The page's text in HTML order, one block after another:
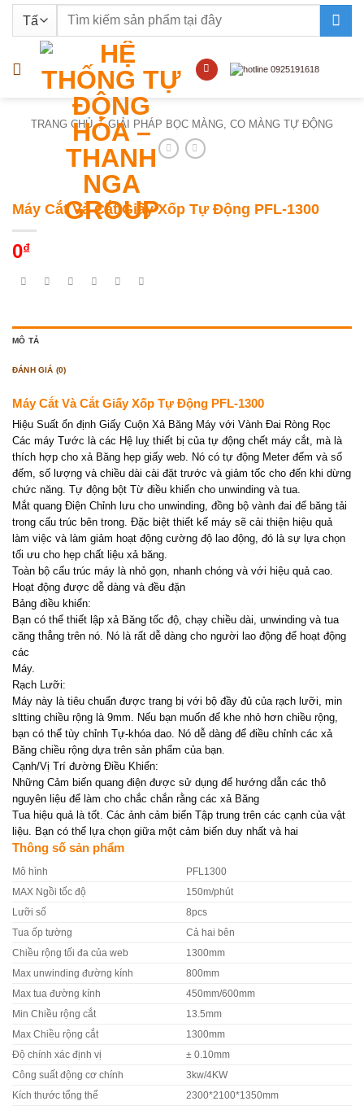
nội
Tìm
TRANG CHỦ / GIẢI PHÁP BỌC MÀNG, CO MÀNG TỰ ĐỘNG
Máy Cắt Và Cắt Giấy Xốp Tự Động PFL-1300
0₫
MÔ TẢ
ĐÁNH GIÁ (0)
Máy Cắt Và Cắt Giấy Xốp Tự Động PFL-1300
Hiệu Suất ổn định Giấy Cuộn Xả Băng Máy với Vành Đai Ròng Rọc
Các máy Tước là các Hệ luỵ thiết bị của tự động chết máy cắt, mà là
thích hợp cho xả Băng hẹp giấy web. Nó có tự động Meter đếm và số
đếm, số lượng và chiều dài cài đặt trước và giảm tốc cho đến khi dừng
chức năng. Tự động bột Từ điều khiển cho unwinding và tua.
Mắt quang Điện Chỉnh lưu cho unwinding, đồng bộ vành đai để băng tải
trong cấu trúc bên trong. Đặc biệt thiết kế máy sẽ cải thiện hiệu quả
làm việc và làm giảm hoạt động cường độ lao động, đó là sự lựa chọn
tối ưu cho hẹp chất liệu xả băng.
Toàn bộ cấu trúc máy là nhỏ gọn, nhanh chóng và với hiệu quả cao.
Hoạt động được dễ dàng và đều đặn
Bảng điều khiển:
Bạn có thể thiết lập xả Băng tốc độ, chạy chiều dài, unwinding và tua
căng thẳng trên nó. Nó là rất dễ dàng cho người lao động để hoạt động
các
Máy.
Rạch Lưỡi:
Máy này là tiêu chuẩn được trang bị với bộ đầy đủ của rạch lưỡi, min
sltting chiều rộng là 9mm. Nếu bạn muốn để khe nhỏ hơn chiều rộng,
bạn có thể tùy chỉnh Tự-khóa dao. Nó dễ dàng để điều chỉnh các xả
Băng chiều rộng dựa trên sản phẩm của bạn.
Cạnh/Vị Trí đường Điều Khiển:
Những Cảm biến quang điện được sử dụng để hướng dẫn các thô
nguyên liệu để làm cho chắc chắn rằng các xả Băng
Tua hiệu quả là tốt. Các ảnh cảm biến Tập trung trên các cạnh của vật
liệu. Bạn có thể lựa chọn giữa một cảm biến duy nhất và hai
Thông số sản phẩm
Mô hình PFL1300
MAX Ngồi tốc độ 150m/phút
Lưỡi số 8pcs
Tua ốp tường Cả hai bên
Chiều rộng tối đa của web 1300mm
Max unwinding đường kính 800mm
Max tua đường kính 450mm/600mm
Min Chiều rộng cắt 13.5mm
Max Chiều rộng cắt 1300mm
Độ chính xác định vị ± 0.10mm
Công suất động cơ chính 3kw/4KW
Kích thước tổng thể 2300*2100*1350mm